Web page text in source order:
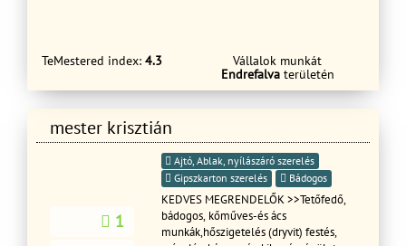
TeMestered index: 4.3
Vállalok munkát
Endrefalvaterületén
mester krisztián
1
Ajtó, Ablak, nyílászáró szerelés
Gipszkarton szerelés
Bádogos
KEDVES MEGRENDELŐK >>Tetőfedő,
bádogos, kőműves-és ács
munkák,hőszigetelés (dryvit) festés,